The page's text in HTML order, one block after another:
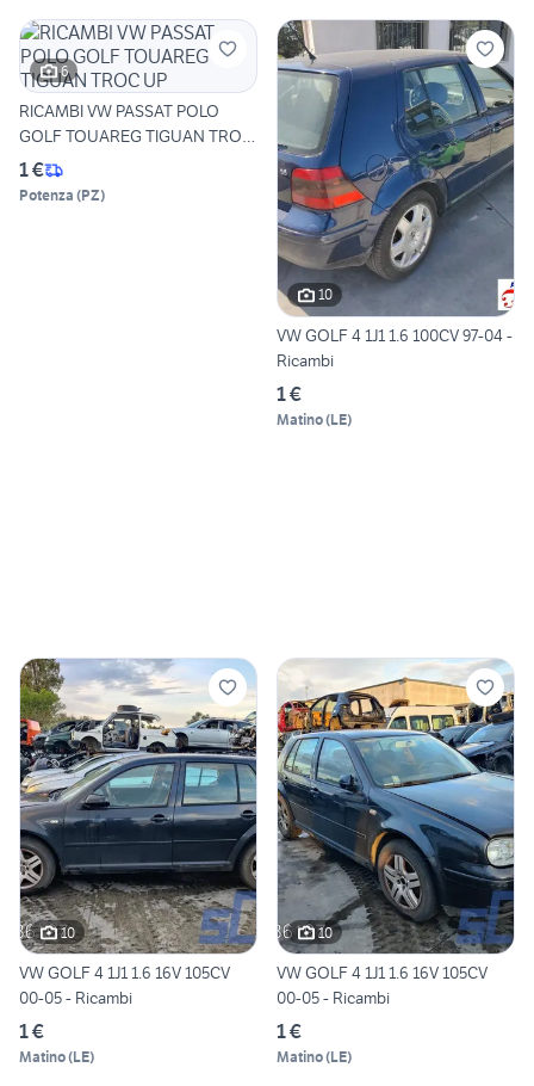
6
RICAMBI VW PASSAT POLO
GOLF TOUAREG TIGUAN TROC
UP
1 €
Potenza (PZ)
10
VW GOLF 4 1J1 1.6 100CV 97-04 -
Ricambi
1 €
Matino(LE)
10
VW GOLF 4 1J1 1.6 16V 105CV
00-05 - Ricambi
1 €
Matino(LE)
10
VW GOLF 4 1J1 1.6 16V 105CV
00-05 - Ricambi
1 €
Matino(LE)